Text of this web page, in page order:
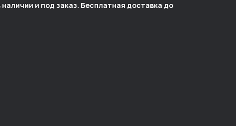
и под заказ. Бесплатная доставка до